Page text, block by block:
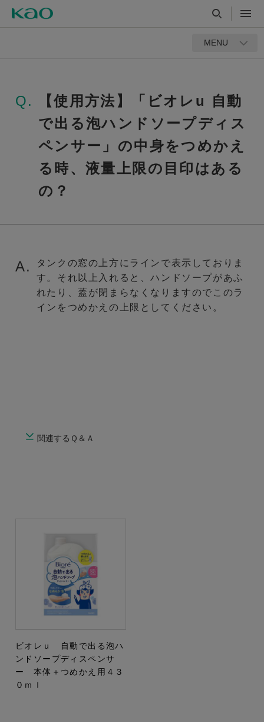
MENU
Q.
【使用方法】「ビオレu 自動
で出る泡ハンドソープディス
ペンサー」の中身をつめかえ
る時、液量上限の目印はある
の？
A.
タンクの窓の上方にラインで表示しておりま
す。それ以上入れると、ハンドソープがあふ
れたり、蓋が閉まらなくなりますのでこのラ
インをつめかえの上限としてください。
関連するＱ＆Ａ
ビオレｕ 自動で出る泡ハ
ンドソープディスペンサ
ー 本体＋つめかえ用４３
０ｍｌ